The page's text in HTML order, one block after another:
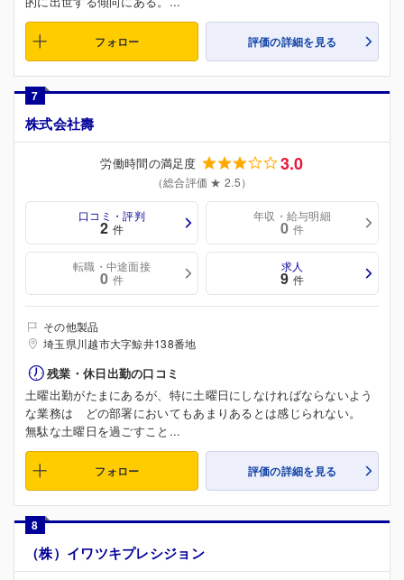
フォロー 評価の詳細を見る
7
株式会社壽
労働時間の満足度 3.0
（総合評価 ★ 2.5）
口コミ・評判
2 件
年収・給与明細
0 件
転職・中途面接
0 件
求人
9 件
その他製品
埼玉県川越市大字鯨井138番地
残業・休日出勤の口コミ
土曜出勤がたまにあるが、特に土曜日にしなければならないよう
な業務は どの部署においてもあまりあるとは感じられない。
無駄な土曜日を過ごすこと...
フォロー 評価の詳細を見る
8
（株）イワツキプレシジョン